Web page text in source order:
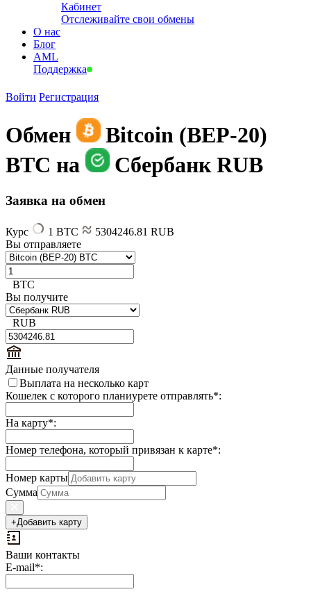
Кабинет
Отслеживайте свои обмены
О нас
Блог
AML
Поддержка
Войти Регистрация
Обмен
Bitcoin (BEP-20)
BTC на
Сбербанк RUB
Заявка на обмен
Курс 1 BTC
5304246.81 RUB
Вы отправляете
BTC
Вы получите
RUB
Данные получателя
Выплата на несколько карт
Кошелек с которого планиурете отправлять*:
На карту*:
Номер телефона, который привязан к карте*:
Номер карты
Сумма
+Добавить карту
Ваши контакты
Выплаты
E-mail*: